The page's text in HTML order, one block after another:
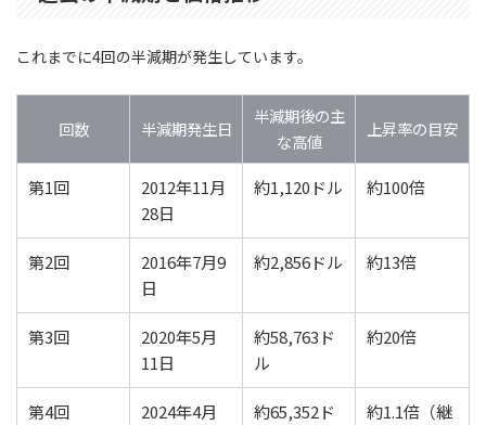
これまでに4回の半減期が発生しています。
回数 半減期発生日
半減期後の主
な高値
上昇率の目安
第1回
2012年11月
28日
約1,120ドル 約100倍
第2回
2016年7月9
日
約2,856ドル 約13倍
第3回
2020年5月
11日
約58,763ド
ル
約20倍
第4回
2024年4月
約65,352ド
約1.1倍（継